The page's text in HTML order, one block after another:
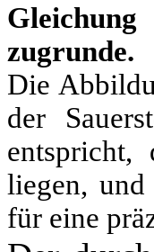
zugrunde.
Die
der
liegen,
für eine